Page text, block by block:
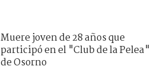
Muere joven de 28 años que
participó en el "Club de la Pelea"
de Osorno